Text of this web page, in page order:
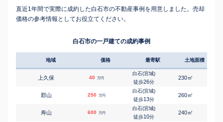
直近1年間で実際に成約した白石市の不動産事例を用意しました。売却
価格の参考情報としてお役立てください。
白石市の一戸建ての成約事例
地域 価格 最寄駅 土地面積
上久保 40 万円
白石(宮城)
徒歩26分
230㎡
郡山 250 万円
白石(宮城)
徒歩13分
260㎡
寿山 600 万円
白石(宮城)
徒歩10分
240㎡